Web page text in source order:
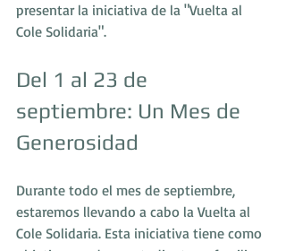
presentar la iniciativa de la "Vuelta al
Cole Solidaria".
Del 1 al 23 de
septiembre: Un Mes de
Generosidad
Durante todo el mes de septiembre,
estaremos llevando a cabo la Vuelta al
Cole Solidaria. Esta iniciativa tiene como